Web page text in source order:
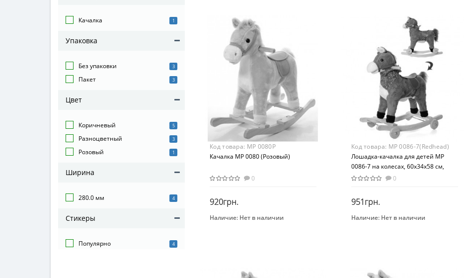
Качалка 1
Упаковка
Без упаковки 3
Пакет 3
Цвет
Коричневый 5
Разноцветный 3
Розовый 1
Ширина
280.0 мм 4
Стикеры
Популярно 4
Материал
Код товара: MP 0080P
Качалка MP 0080 (Розовый)
0
920грн.
Закончился
Наличие: Нет в наличии
Код товара: MP 0086-7(Redhead)
Лошадка-качалка для детей MP
0086-7 на колесах, 60х34х58 см,
звук(цокот/ржание), подвижный
0
951грн.
Закончился
Наличие: Нет в наличии